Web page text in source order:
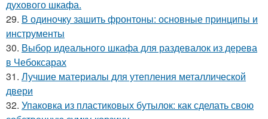
духового шкафа.
29. В одиночку зашить фронтоны: основные принципы и
инструменты
30. Выбор идеального шкафа для раздевалок из дерева
в Чебоксарах
31. Лучшие материалы для утепления металлической
двери
32. Упаковка из пластиковых бутылок: как сделать свою